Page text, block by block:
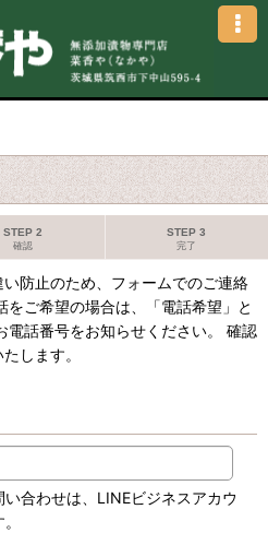
STEP 2
確認
STEP 3
完了
防止のため、フォームでのご連絡
ご希望の場合は、「電話希望」と
電話番号をお知らせください。 確認
します。
合わせは、LINEビジネスアカウ